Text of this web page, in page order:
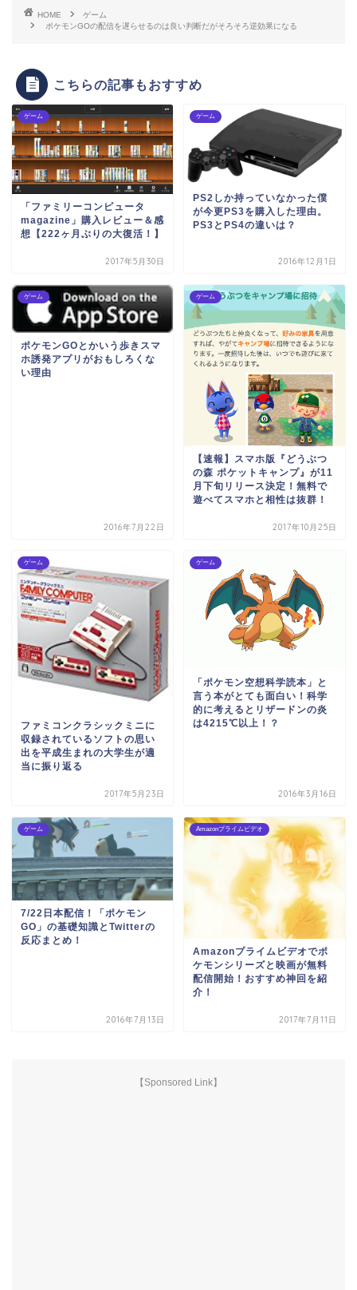
HOME
ゲーム
ポケモンGOの配信を遅らせるのは良い判断だがそろそろ逆効果になる
こちらの記事もおすすめ
ゲーム
「ファミリーコンピュータ
magazine」購入レビュー＆感
想【222ヶ月ぶりの大復活！】
2017年5月30日
ゲーム
PS2しか持っていなかった僕
が今更PS3を購入した理由。
PS3とPS4の違いは？
2016年12月1日
ゲーム
ポケモンGOとかいう歩きスマ
ホ誘発アプリがおもしろくな
い理由
2016年7月22日
ゲーム
【速報】スマホ版『どうぶつ
の森 ポケットキャンプ』が11
月下旬リリース決定！無料で
遊べてスマホと相性は抜群！
2017年10月25日
ゲーム
ファミコンクラシックミニに
収録されているソフトの思い
出を平成生まれの大学生が適
当に振り返る
2017年5月23日
ゲーム
「ポケモン空想科学読本」と
言う本がとても面白い！科学
的に考えるとリザードンの炎
は4215℃以上！？
2016年3月16日
ゲーム
7/22日本配信！「ポケモン
GO」の基礎知識とTwitterの
反応まとめ！
2016年7月13日
Amazonプライムビデオ
Amazonプライムビデオでポ
ケモンシリーズと映画が無料
配信開始！おすすめ神回を紹
介！
2017年7月11日
【Sponsored Link】